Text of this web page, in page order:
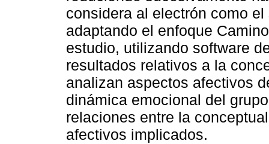
considera al electrón como
adaptando el enfoque
estudio, utilizando software
resultados relativos a la
analizan aspectos afectivos
dinámica emocional del
relaciones entre la
afectivos implicados.